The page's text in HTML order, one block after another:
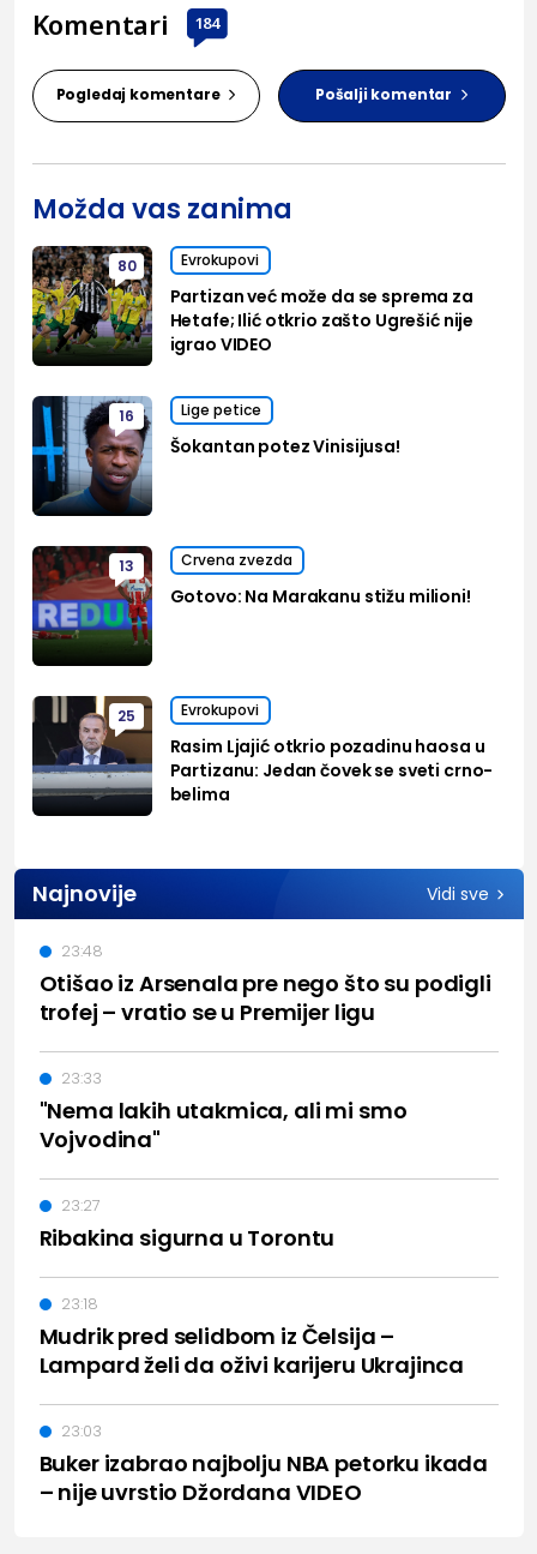
Komentari 184
Pogledaj komentare Pošalji komentar
Možda vas zanima
80 Evrokupovi
Partizan već može da se sprema za
Hetafe; Ilić otkrio zašto Ugrešić nije
igrao VIDEO
16 Lige petice
Šokantan potez Vinisijusa!
13 Crvena zvezda
Gotovo: Na Marakanu stižu milioni!
25 Evrokupovi
Rasim Ljajić otkrio pozadinu haosa u
Partizanu: Jedan čovek se sveti crno-
belima
Najnovije Vidi sve
Otišao iz Arsenala pre nego što su podigli
trofej – vratio se u Premijer ligu
23:48
"Nema lakih utakmica, ali mi smo
Vojvodina"
23:33
Ribakina sigurna u Torontu
23:27
Mudrik pred selidbom iz Čelsija –
Lampard želi da oživi karijeru Ukrajinca
23:18
Buker izabrao najbolju NBA petorku ikada
– nije uvrstio Džordana VIDEO
23:03